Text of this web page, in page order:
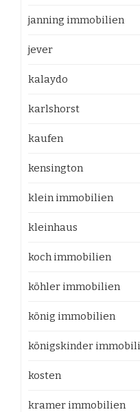
janning immobilien
jever
kalaydo
karlshorst
kaufen
kensington
klein immobilien
kleinhaus
koch immobilien
köhler immobilien
könig immobilien
königskinder
kosten
kramer immobilien